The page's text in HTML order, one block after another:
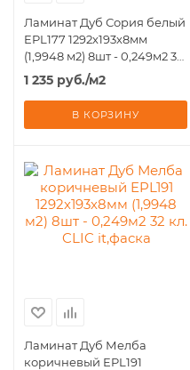
Ламинат Дуб Сория белый
EPL177 1292х193х8мм
(1,9948 м2) 8шт - 0,249м2 32
кл. CLIC it,фаска
1 235 руб./м2
В КОРЗИНУ
Ламинат Дуб Мелба
коричневый EPL191